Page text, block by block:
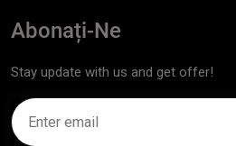
Abonați-Ne
Stay update with us and get offer!